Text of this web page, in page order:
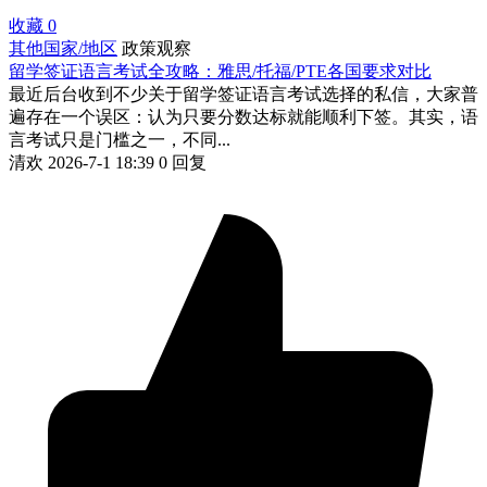
收藏 0
其他国家/地区 政策观察
留学签证语言考试全攻略：雅思/托福/PTE各国要求对比
最近后台收到不少关于留学签证语言考试选择的私信，大家普
遍存在一个误区：认为只要分数达标就能顺利下签。其实，语
言考试只是门槛之一，不同...
清欢 2026-7-1 18:39 0 回复